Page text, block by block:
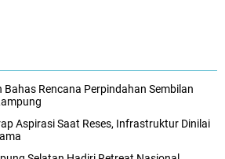
Bahas Rencana Perpindahan Sembilan
Aspirasi Saat Reses, Infrastruktur Dinilai